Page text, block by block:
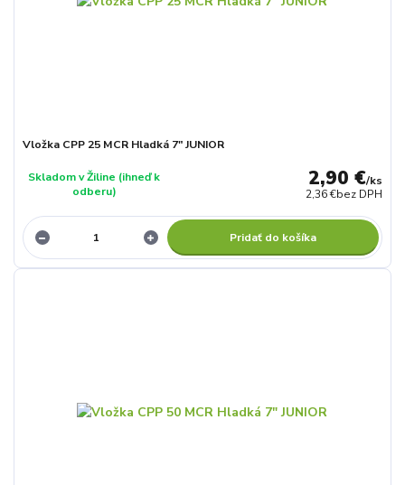
Vložka CPP 25 MCR Hladká 7" JUNIOR
2,90 €/ks
2,36 €bez DPH
Skladom v Žiline (ihneď k
odberu)
Pridať do košíka